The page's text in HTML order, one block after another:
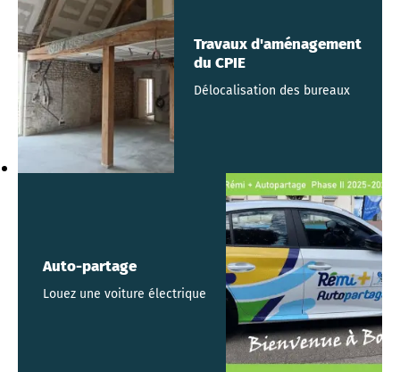
Travaux d'aménagement
du CPIE
Délocalisation des bureaux
Auto-partage
Louez une voiture électrique